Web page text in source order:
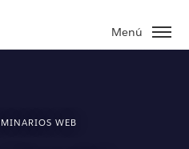
Menú
WEB